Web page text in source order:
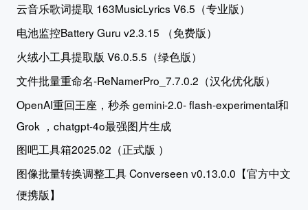
云音乐歌词提取 163MusicLyrics V6.5（专业版）
电池监控Battery Guru v2.3.15 （免费版）
火绒小工具提取版 V6.0.5.5（绿色版）
文件批量重命名-ReNamerPro_7.7.0.2（汉化优化版）
OpenAI重回王座，秒杀 gemini-2.0- flash-experimental和
Grok ，chatgpt-4o最强图片生成
图吧工具箱2025.02（正式版 ）
图像批量转换调整工具 Converseen v0.13.0.0【官方中文
便携版】